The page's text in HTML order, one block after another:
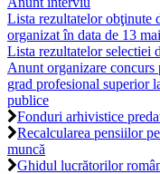
Lista rezultatelor obţinute
organizat în data de 13
Lista rezultatelor selectiei
Anunt organizare
grad profesional superior
publice
Fonduri arhivistice
Recalcularea pensiilor
muncă
Ghidul lucrătorilor